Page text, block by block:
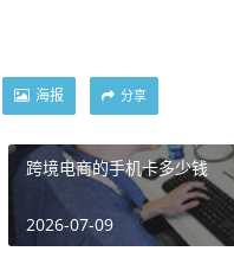
海报 分享
跨境电商的手机卡多少钱
2026-07-09